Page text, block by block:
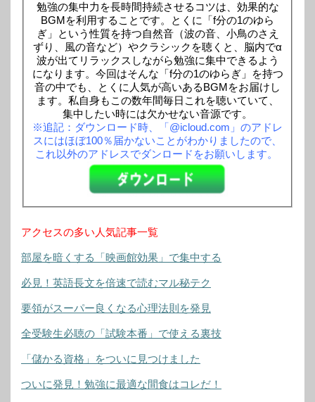
勉強の集中力を長時間持続させるコツは、効果的な
BGMを利用することです。とくに「f分の1のゆら
ぎ」という性質を持つ自然音（波の音、小鳥のさえ
ずり、風の音など）やクラシックを聴くと、脳内でα
波が出てリラックスしながら勉強に集中できるよう
になります。今回はそんな「f分の1のゆらぎ」を持つ
音の中でも、とくに人気が高いあるBGMをお届けし
ます。私自身もこの数年間毎日これを聴いていて、
集中したい時には欠かせない音源です。
※追記：ダウンロード時、「@icloud.com」のアドレ
スにはほぼ100％届かないことがわかりましたので、
これ以外のアドレスでダンロードをお願いします。
アクセスの多い人気記事一覧
部屋を暗くする「映画館効果」で集中する
必見！英語長文を倍速で読むマル秘テク
要領がスーパー良くなる心理法則を発見
全受験生必聴の「試験本番」で使える裏技
「儲かる資格」をついに見つけました
ついに発見！勉強に最適な間食はコレだ！